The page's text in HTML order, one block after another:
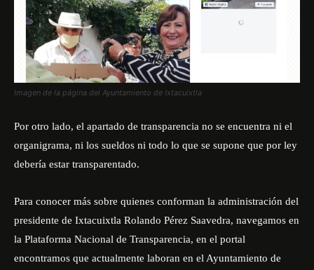
Imagen de la página del Ayuntamiento de Ixtacuixtla
Por otro lado, el apartado de transparencia no se encuentra ni el
organigrama, ni los sueldos ni todo lo que se supone que por ley
debería estar transparentado.
Para conocer más sobre quienes conforman la administración del
presidente de Ixtacuixtla Rolando Pérez Saavedra, navegamos en
la Plataforma Nacional de Transparencia, en el portal
encontramos que actualmente laboran en el Ayuntamiento de